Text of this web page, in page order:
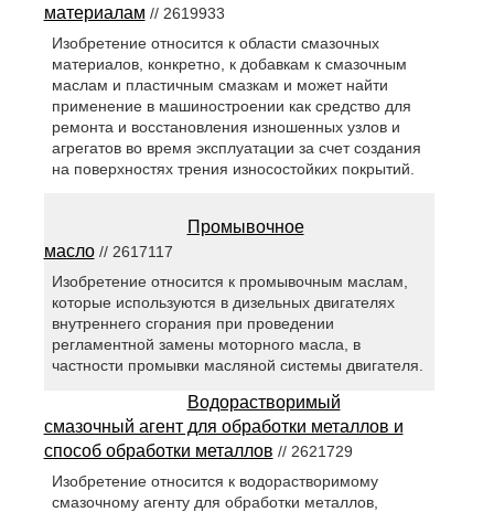
материалам // 2619933
Изобретение относится к области смазочных
материалов, конкретно, к добавкам к смазочным
маслам и пластичным смазкам и может найти
применение в машиностроении как средство для
ремонта и восстановления изношенных узлов и
агрегатов во время эксплуатации за счет создания
на поверхностях трения износостойких покрытий.
Промывочное
масло// 2617117
Изобретение относится к промывочным маслам,
которые используются в дизельных двигателях
внутреннего сгорания при проведении
регламентной замены моторного масла, в
частности промывки масляной системы двигателя.
Водорастворимый
смазочный агент для обработки металлов и
способ обработки металлов // 2621729
Изобретение относится к водорастворимому
смазочному агенту для обработки металлов,